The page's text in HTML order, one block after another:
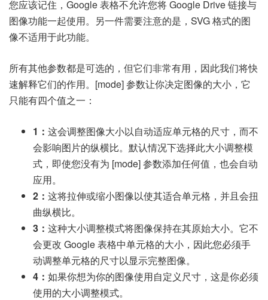
您应该记住，Google 表格不允许您将 Google Drive 链接与
图像功能一起使用。另一件需要注意的是，SVG 格式的图
像不适用于此功能。
所有其他参数都是可选的，但它们非常有用，因此我们将快
速解释它们的作用。[mode] 参数让你决定图像的大小，它
只能有四个值之一：
1： 这会调整图像大小以自动适应单元格的尺寸，而不
会影响图片的纵横比。默认情况下选择此大小调整模
式，即使您没有为 [mode] 参数添加任何值，也会自动
应用。
2： 这将拉伸或缩小图像以使其适合单元格，并且会扭
曲纵横比。
3： 这种大小调整模式将图像保持在其原始大小。它不
会更改 Google 表格中单元格的大小，因此您必须手
动调整单元格的尺寸以显示完整图像。
4： 如果你想为你的图像使用自定义尺寸，这是你必须
使用的大小调整模式。